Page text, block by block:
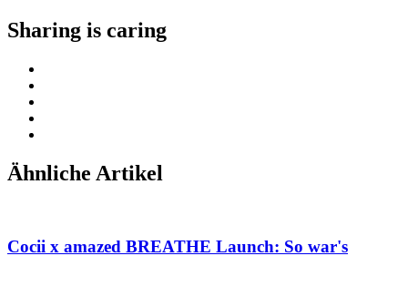
Sharing is caring
Ähnliche Artikel
Cocii x amazed BREATHE Launch: So war's